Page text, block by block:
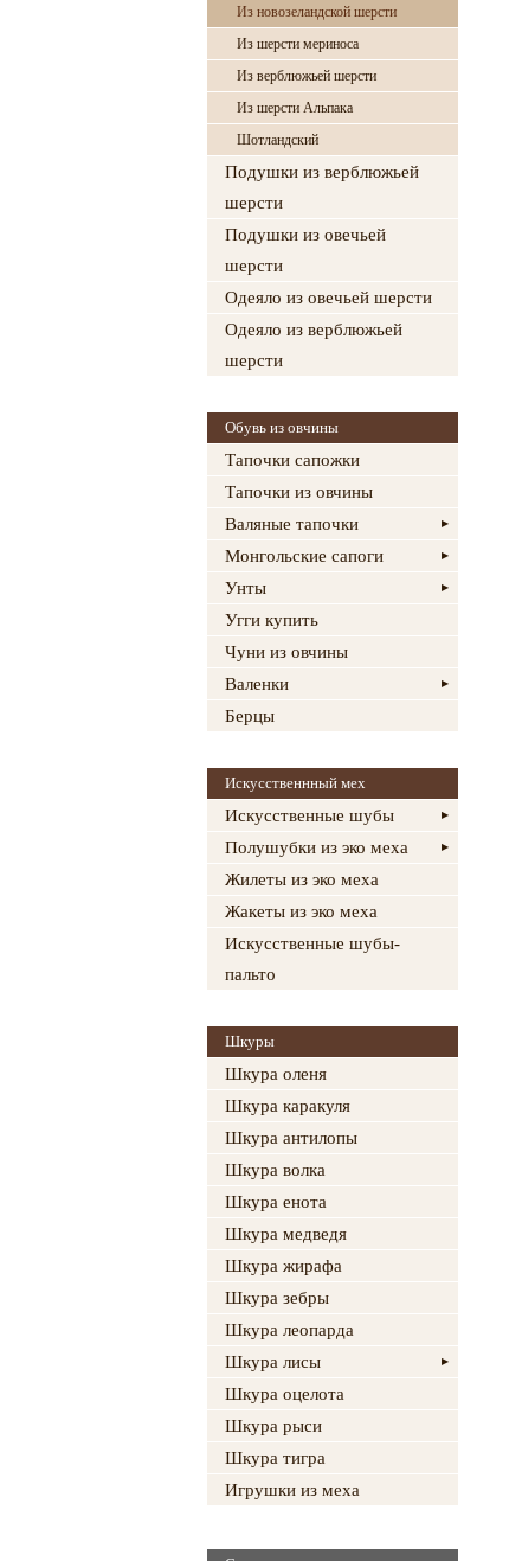
Из новозеландской шерсти
Из шерсти мериноса
Из верблюжьей шерсти
Из шерсти Альпака
Шотландский
Подушки из верблюжьей
шерсти
Подушки из овечьей
шерсти
Одеяло из овечьей шерсти
Одеяло из верблюжьей
шерсти
Обувь из овчины
Тапочки сапожки
Тапочки из овчины
Валяные тапочки
Монгольские сапоги
Унты
Угги купить
Чуни из овчины
Валенки
Берцы
Искусственнный мех
Искусственные шубы
Полушубки из эко меха
Жилеты из эко меха
Жакеты из эко меха
Искусственные шубы-
пальто
Шкуры
Шкура оленя
Шкура каракуля
Шкура антилопы
Шкура волка
Шкура енота
Шкура медведя
Шкура жирафа
Шкура зебры
Шкура леопарда
Шкура лисы
Шкура оцелота
Шкура рыси
Шкура тигра
Игрушки из меха